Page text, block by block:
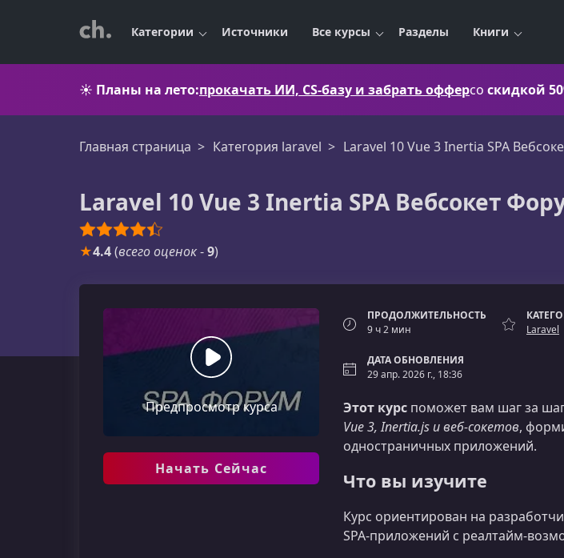
Категории Источники Все курсы Разделы Книги
☀️ Планы на лето:прокачать ИИ, CS-базу и забрать офферсо скидкой
Главная страница Категория laravel Laravel 10 Vue 3 Inertia SPA
Laravel 10 Vue 3 Inertia SPA Вебсокет
★4.4(всего оценок-9)
Предпросмотр курса
Начать Сейчас
ПРОДОЛЖИТЕЛЬНОСТЬ
9 ч 2 мин
Laravel
ДАТА ОБНОВЛЕНИЯ
29 апр. 2026 г., 18:36
Этот курс поможет вам шаг за
Vue 3, Inertia.js и веб‑сокетов,
одностраничных приложений.
Что вы изучите
Курс ориентирован на
SPA‑приложений с